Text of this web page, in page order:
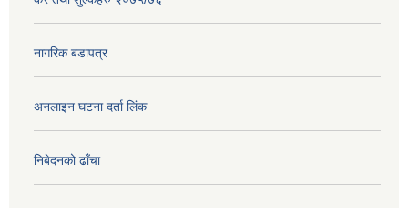
नागरिक बडापत्र
अनलाइन घटना दर्ता लिंक
निबेदनको ढाँचा